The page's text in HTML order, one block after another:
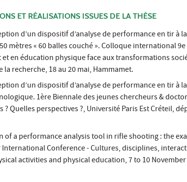
ET RÉALISATIONS ISSUES DE LA THÈSE
d’un dispositif d’analyse de performance en tir à
mètres « 60 balles couché ». Colloque international
et en éducation physique face aux transformations
recherche, 18 au 20 mai, Hammamet.
d’un dispositif d’analyse de performance en tir à
1ère Biennale des jeunes chercheurs &
? Quelles perspectives ?, Université Paris Est Créteil,
of a performance analysis tool in rifle shooting : the
International Conference - Cultures, disciplines,
activities and physical education, 7 to 10 November